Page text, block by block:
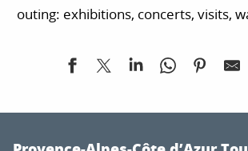
outing: exhibitions, concerts, visits,
Exposition "Mémoires de l'eau"